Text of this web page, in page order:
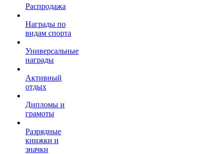
Распродажа
Награды по
видам спорта
Универсальные
награды
Активный
отдых
Дипломы и
грамоты
Разрядные
книжки и
значки